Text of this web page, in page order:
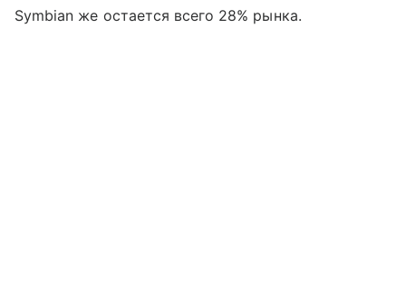
Symbian же остается всего 28% рынка.